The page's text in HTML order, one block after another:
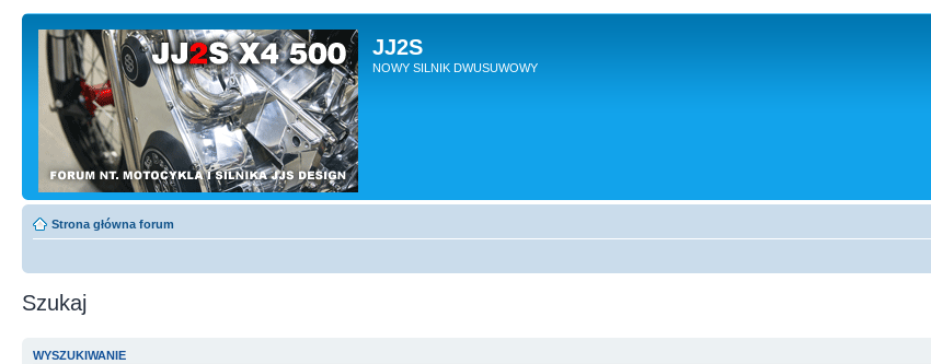
JJ2S
NOWY SILNIK DWUSUWOWY
Strona główna forum
Szukaj
WYSZUKIWANIE